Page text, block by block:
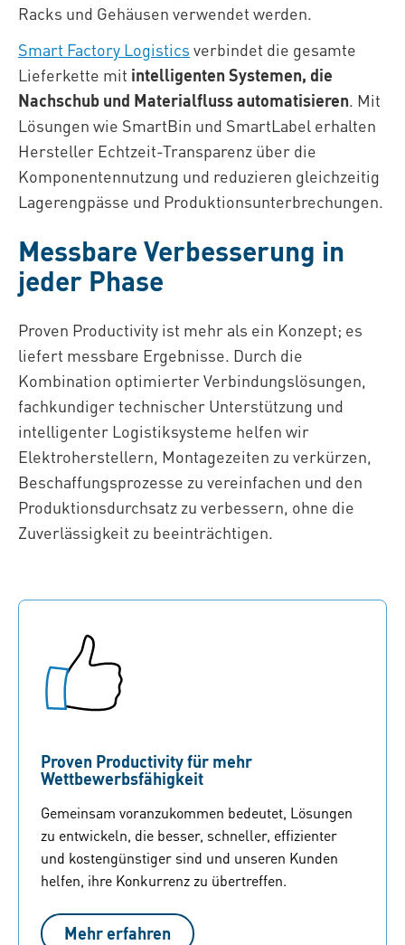
Racks und Gehäusen verwendet werden.
Smart Factory Logistics verbindet die gesamte
Lieferkette mit intelligenten Systemen, die
Nachschub und Materialfluss automatisieren. Mit
Lösungen wie SmartBin und SmartLabel erhalten
Hersteller Echtzeit-Transparenz über die
Komponentennutzung und reduzieren gleichzeitig
Lagerengpässe und Produktionsunterbrechungen.
Messbare Verbesserung in
jeder Phase
Proven Productivity ist mehr als ein Konzept; es
liefert messbare Ergebnisse. Durch die
Kombination optimierter Verbindungslösungen,
fachkundiger technischer Unterstützung und
intelligenter Logistiksysteme helfen wir
Elektroherstellern, Montagezeiten zu verkürzen,
Beschaffungsprozesse zu vereinfachen und den
Produktionsdurchsatz zu verbessern, ohne die
Zuverlässigkeit zu beeinträchtigen.
Proven Productivity für mehr
Wettbewerbsfähigkeit
Gemeinsam voranzukommen bedeutet, Lösungen
zu entwickeln, die besser, schneller, effizienter
und kostengünstiger sind und unseren Kunden
helfen, ihre Konkurrenz zu übertreffen.
Mehr erfahren